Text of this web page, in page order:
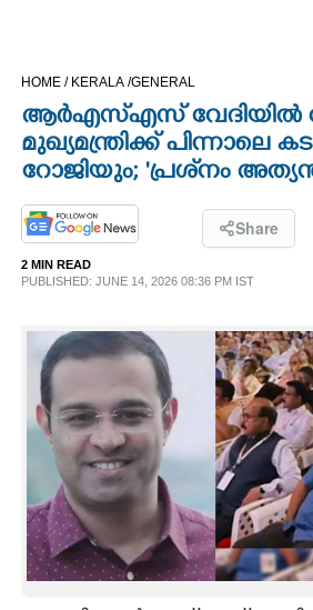
CINEMA
OPINION
PHOTOS
LIFESTYLE
SPIRITUAL
INFO+
ART
ASTRO
HOME / KERALA /GENERAL
ആര്‍എസ്എസ് വേദിയില്‍
മുഖ്യമന്ത്രിക്ക് പിന്നാലെ
റോജിയും; 'പ്രശ്‌നം
Share
2 MIN READ
PUBLISHED: JUNE 14, 2026 08:36 PM IST